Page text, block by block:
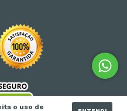
o uso de